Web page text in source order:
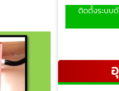
ติดตั้งระบบดั